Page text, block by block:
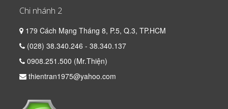
Chi nhánh 2
179 Cách Mạng Tháng 8, P.5, Q.3, TP.HCM
(028) 38.340.246 - 38.340.137
0908.251.500 (Mr.Thiện)
thientran1975@yahoo.com